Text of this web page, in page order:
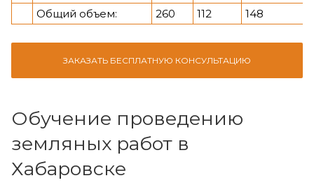
Общий объем: 260 112 148
ЗАКАЗАТЬ БЕСПЛАТНУЮ КОНСУЛЬТАЦИЮ
Обучение проведению
земляных работ в
Хабаровске